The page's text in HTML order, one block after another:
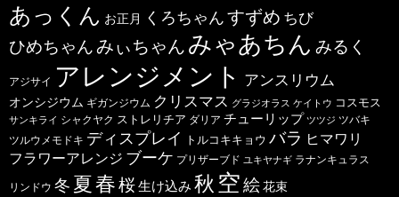
あっくん お正月 くろちゃんすずめ ちび
ひめちゃんみぃちゃん みゃあちん みるく
アジサイ アレンジメント アンスリウム
オンシジウム ギガンジウム クリスマス グラジオラス ケイトウ コスモス
サンキライ シャクヤク ストレリチア ダリア チューリップ ツツジ ツバキ
ツルウメモドキ ディスプレイ トルコキキョウ バラ ヒマワリ
フラワーアレンジ ブーケ プリザーブド ユキヤナギ ラナンキュラス
リンドウ 冬 夏春桜生け込み 秋 空絵花束